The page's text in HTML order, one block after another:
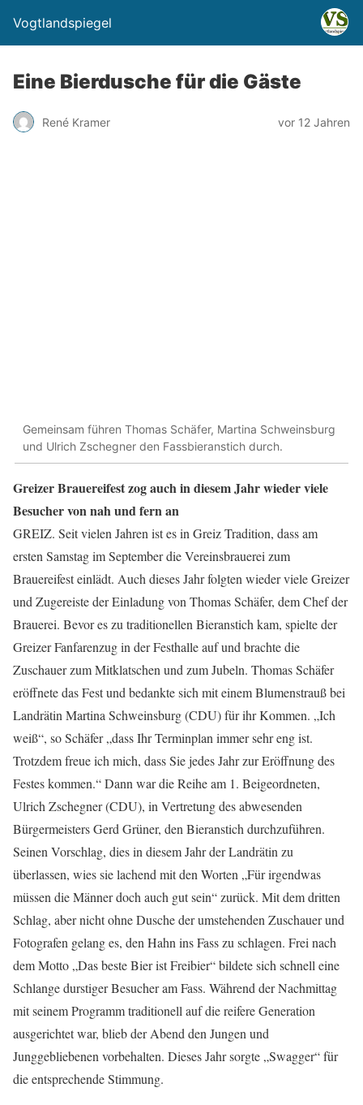
Vogtlandspiegel
Eine Bierdusche für die Gäste
René Kramer vor 12 Jahren
Gemeinsam führen Thomas Schäfer, Martina Schweinsburg
und Ulrich Zschegner den Fassbieranstich durch.
Greizer Brauereifest zog auch in diesem Jahr wieder viele
Besucher von nah und fern an
GREIZ. Seit vielen Jahren ist es in Greiz Tradition, dass am
ersten Samstag im September die Vereinsbrauerei zum
Brauereifest einlädt. Auch dieses Jahr folgten wieder viele Greizer
und Zugereiste der Einladung von Thomas Schäfer, dem Chef der
Brauerei. Bevor es zu traditionellen Bieranstich kam, spielte der
Greizer Fanfarenzug in der Festhalle auf und brachte die
Zuschauer zum Mitklatschen und zum Jubeln. Thomas Schäfer
eröffnete das Fest und bedankte sich mit einem Blumenstrauß bei
Landrätin Martina Schweinsburg (CDU) für ihr Kommen. „Ich
weiß“, so Schäfer „dass Ihr Terminplan immer sehr eng ist.
Trotzdem freue ich mich, dass Sie jedes Jahr zur Eröffnung des
Festes kommen.“ Dann war die Reihe am 1. Beigeordneten,
Ulrich Zschegner (CDU), in Vertretung des abwesenden
Bürgermeisters Gerd Grüner, den Bieranstich durchzuführen.
Seinen Vorschlag, dies in diesem Jahr der Landrätin zu
überlassen, wies sie lachend mit den Worten „Für irgendwas
müssen die Männer doch auch gut sein“ zurück. Mit dem dritten
Schlag, aber nicht ohne Dusche der umstehenden Zuschauer und
Fotografen gelang es, den Hahn ins Fass zu schlagen. Frei nach
dem Motto „Das beste Bier ist Freibier“ bildete sich schnell eine
Schlange durstiger Besucher am Fass. Während der Nachmittag
mit seinem Programm traditionell auf die reifere Generation
ausgerichtet war, blieb der Abend den Jungen und
Junggebliebenen vorbehalten. Dieses Jahr sorgte „Swagger“ für
die entsprechende Stimmung.